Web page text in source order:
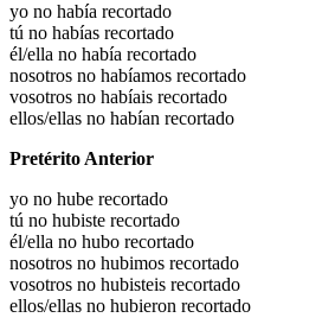
yo no había recortado
tú no habías recortado
él/ella no había recortado
nosotros no habíamos recortado
vosotros no habíais recortado
ellos/ellas no habían recortado
Pretérito Anterior
yo no hube recortado
tú no hubiste recortado
él/ella no hubo recortado
nosotros no hubimos recortado
vosotros no hubisteis recortado
ellos/ellas no hubieron recortado